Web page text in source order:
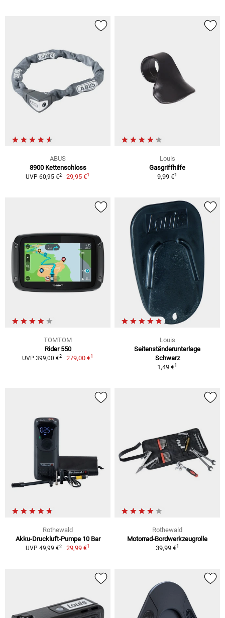
ABUS
8900 Kettenschloss
UVP 60,95 €2 29,95 €1
Louis
Gasgriffhilfe
9,99 €1
TOMTOM
Rider 550
UVP 399,00 €2 279,00 €1
Louis
Seitenständerunterlage
Schwarz
1,49 €1
Rothewald
Akku-Druckluft-Pumpe 10 Bar
UVP 49,99 €2 29,99 €1
Rothewald
Motorrad-Bordwerkzeugrolle
39,99 €1